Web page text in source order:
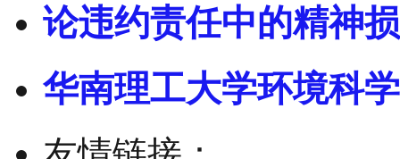
论违约责任中的精神
华南理工大学环境科